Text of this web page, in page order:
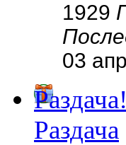
1929
03
Раздача